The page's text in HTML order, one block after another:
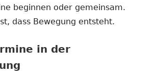
beginnen oder gemeinsam.
dass Bewegung entsteht.
in der